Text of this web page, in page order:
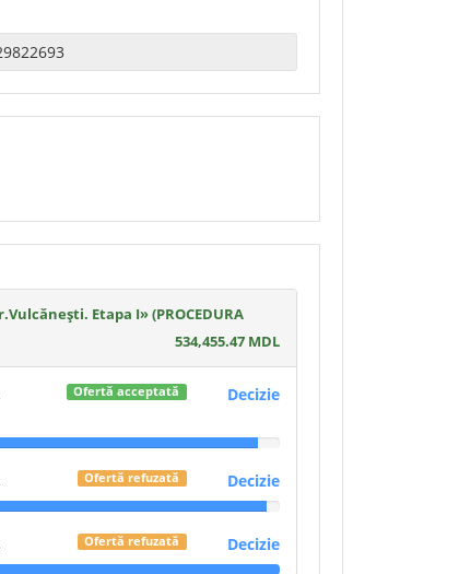
Etapa I» (PROCEDURA
534,455.47 MDL
Ofertă acceptată Decizie
Ofertă refuzată Decizie
Ofertă refuzată Decizie